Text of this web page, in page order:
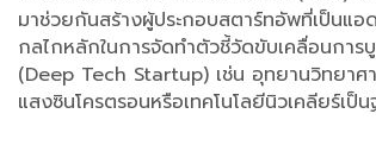
มาช่วยกันสร้างผู้ประกอบสตาร์ทอัพที่เป็นแ
กลไกหลักในการจัดทำตัวชี้วัดขับเคลื่อนกา
(Deep Tech Startup) เช่น อุทยานวิทยาศ
แสงซินโครตรอนหรือเทคโนโลยีนิวเคลียร์เป็